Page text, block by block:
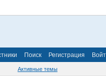
Поиск Регистрация
Активные темы